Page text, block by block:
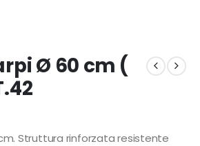
Ø 60 cm (
Struttura rinforzata resistente